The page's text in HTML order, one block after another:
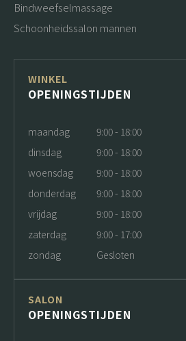
Bindweefselmassage
Schoonheidssalon mannen
WINKEL
OPENINGSTIJDEN
maandag
9:00 - 18:00
dinsdag
9:00 - 18:00
woensdag
9:00 - 18:00
donderdag
9:00 - 18:00
vrijdag
9:00 - 18:00
zaterdag
9:00 - 17:00
zondag
Gesloten
SALON
OPENINGSTIJDEN